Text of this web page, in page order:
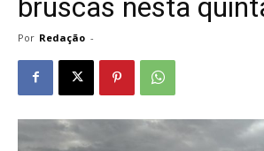
bruscas nesta
Por Redação -